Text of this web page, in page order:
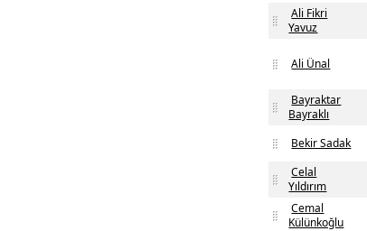
Ali Fikri
Yavuz
Ali Ünal
Bayraktar
Bayraklı
Bekir Sadak
Celal
Yıldırım
Cemal
Külünkoğlu